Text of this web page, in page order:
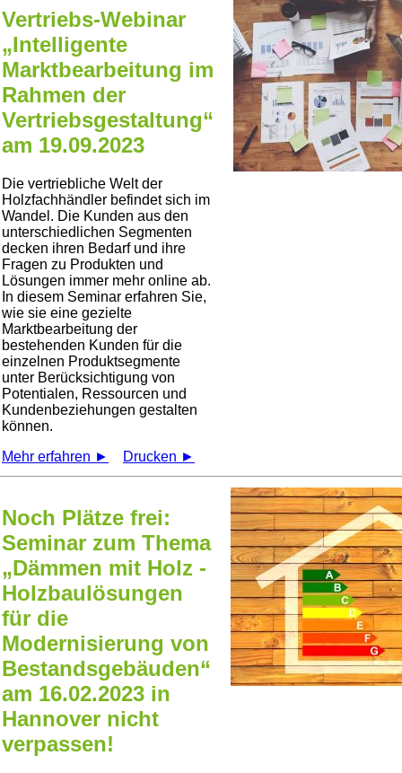
Vertriebs-Webinar
„Intelligente
Marktbearbeitung im
Rahmen der
Vertriebsgestaltung“
am 19.09.2023
Die vertriebliche Welt der
Holzfachhändler befindet sich im
Wandel. Die Kunden aus den
unterschiedlichen Segmenten
decken ihren Bedarf und ihre
Fragen zu Produkten und
Lösungen immer mehr online ab.
In diesem Seminar erfahren Sie,
wie sie eine gezielte
Marktbearbeitung der
bestehenden Kunden für die
einzelnen Produktsegmente
unter Berücksichtigung von
Potentialen, Ressourcen und
Kundenbeziehungen gestalten
können.
Mehr erfahren ►
Drucken ►
Noch Plätze frei:
Seminar zum Thema
„Dämmen mit Holz -
Holzbaulösungen
für die
Modernisierung von
Bestandsgebäuden“
am 16.02.2023 in
Hannover nicht
verpassen!